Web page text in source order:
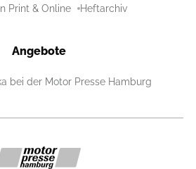
Print & Online Heftarchiv
Angebote
bei der Motor Presse Hamburg